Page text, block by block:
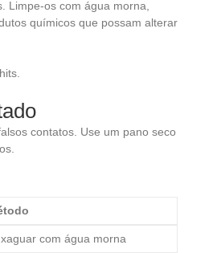
Limpe-os com água morna,
químicos que possam alterar
contatos. Use um pano seco
com água morna